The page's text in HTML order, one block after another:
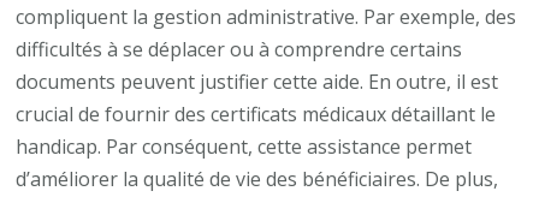
compliquent la gestion administrative. Par exemple, des
difficultés à se déplacer ou à comprendre certains
documents peuvent justifier cette aide. En outre, il est
crucial de fournir des certificats médicaux détaillant le
handicap. Par conséquent, cette assistance permet
d’améliorer la qualité de vie des bénéficiaires. De plus,